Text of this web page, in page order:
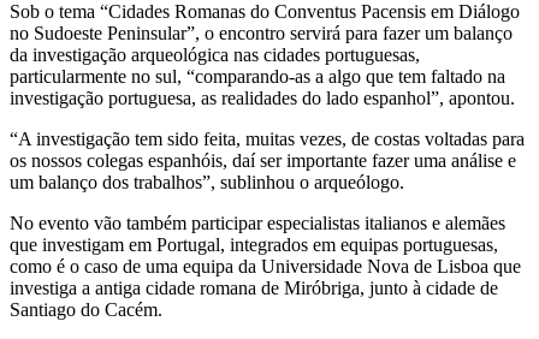
Sob o tema “Cidades Romanas do Conventus Pacensis em Diálogo
no Sudoeste Peninsular”, o encontro servirá para fazer um balanço
da investigação arqueológica nas cidades portuguesas,
particularmente no sul, “comparando-as a algo que tem faltado na
investigação portuguesa, as realidades do lado espanhol”, apontou.
“A investigação tem sido feita, muitas vezes, de costas voltadas para
os nossos colegas espanhóis, daí ser importante fazer uma análise e
um balanço dos trabalhos”, sublinhou o arqueólogo.
No evento vão também participar especialistas italianos e alemães
que investigam em Portugal, integrados em equipas portuguesas,
como é o caso de uma equipa da Universidade Nova de Lisboa que
investiga a antiga cidade romana de Miróbriga, junto à cidade de
Santiago do Cacém.